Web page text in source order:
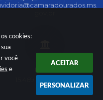
cookies:
você
e
ACEITAR
PERSONALIZAR
CNPJ